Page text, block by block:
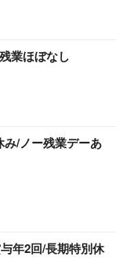
業ほぼなし
/ノー残業デーあ
年2回/長期特別休